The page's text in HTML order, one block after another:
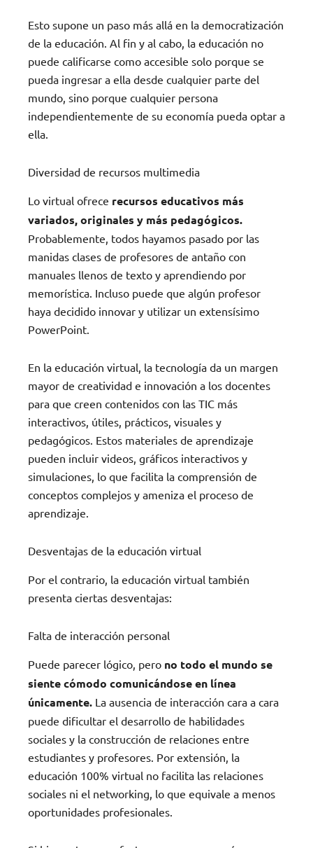
Esto supone un paso más allá en la democratización
de la educación. Al fin y al cabo, la educación no
puede calificarse como accesible solo porque se
pueda ingresar a ella desde cualquier parte del
mundo, sino porque cualquier persona
independientemente de su economía pueda optar a
ella.
Diversidad de recursos multimedia
Lo virtual ofrece recursos educativos más
variados, originales y más pedagógicos.
Probablemente, todos hayamos pasado por las
manidas clases de profesores de antaño con
manuales llenos de texto y aprendiendo por
memorística. Incluso puede que algún profesor
haya decidido innovar y utilizar un extensísimo
PowerPoint.
En la educación virtual, la tecnología da un margen
mayor de creatividad e innovación a los docentes
para que creen contenidos con las TIC más
interactivos, útiles, prácticos, visuales y
pedagógicos. Estos materiales de aprendizaje
pueden incluir videos, gráficos interactivos y
simulaciones, lo que facilita la comprensión de
conceptos complejos y ameniza el proceso de
aprendizaje.
Desventajas de la educación virtual
Por el contrario, la educación virtual también
presenta ciertas desventajas:
Falta de interacción personal
Puede parecer lógico, pero no todo el mundo se
siente cómodo comunicándose en línea
únicamente. La ausencia de interacción cara a cara
puede dificultar el desarrollo de habilidades
sociales y la construcción de relaciones entre
estudiantes y profesores. Por extensión, la
educación 100% virtual no facilita las relaciones
sociales ni el networking, lo que equivale a menos
oportunidades profesionales.